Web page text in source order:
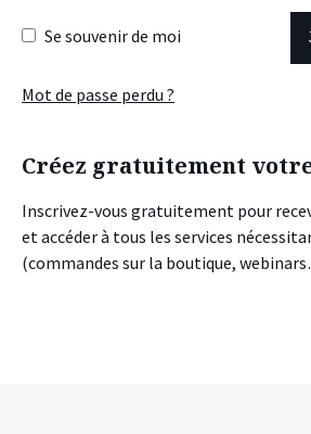
Se souvenir de moi
Mot de passe perdu ?
Créez gratuitement
Inscrivez-vous gratuitement pour
et accéder à tous les services
(commandes sur la boutique,